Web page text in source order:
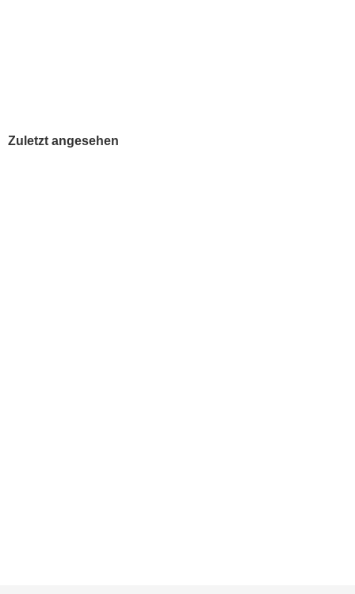
Zuletzt angesehen